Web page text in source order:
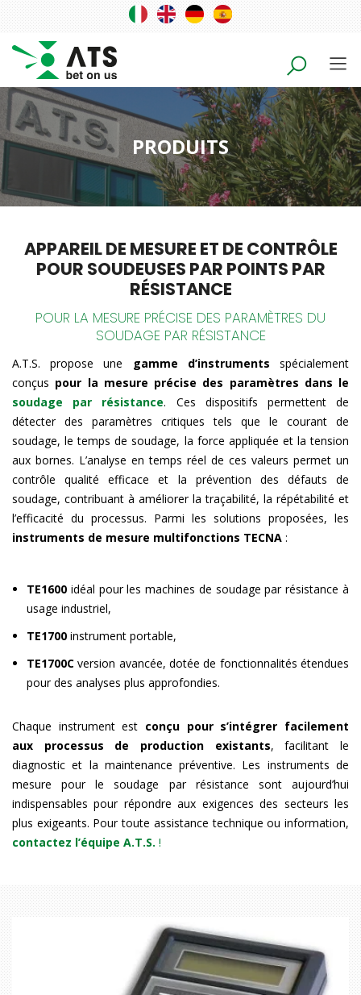
PRODUITS
APPAREIL DE MESURE ET DE CONTRÔLE
POUR SOUDEUSES PAR POINTS PAR
RÉSISTANCE
POUR LA MESURE PRÉCISE DES PARAMÈTRES DU
SOUDAGE PAR RÉSISTANCE
A.T.S. propose une gamme d’instrumentsspécialement
conçus pour la mesure précise des paramètres dans le
soudage par résistance. Ces dispositifs permettent de
détecter des paramètres critiques tels que le courant de
soudage, le temps de soudage, la force appliquée et la tension
aux bornes. L’analyse en temps réel de ces valeurs permet un
contrôle qualité efficace et la prévention des défauts de
soudage, contribuant à améliorer la traçabilité, la répétabilité et
l’efficacité du processus. Parmi les solutions proposées, les
instruments de mesure multifonctions TECNA :
TE1600 idéal pour les machines de soudage par résistance à
usage industriel,
TE1700 instrument portable,
TE1700Cversion avancée, dotée de fonctionnalités étendues
pour des analyses plus approfondies.
Chaque instrument est conçu pour s’intégrer facilement
aux processus de production existants, facilitant le
diagnostic et la maintenance préventive. Les instruments de
mesure pour le soudage par résistance sont aujourd’hui
indispensables pour répondre aux exigences des secteurs les
plus exigeants. Pour toute assistance technique ou information,
contactez l’équipe A.T.S. !